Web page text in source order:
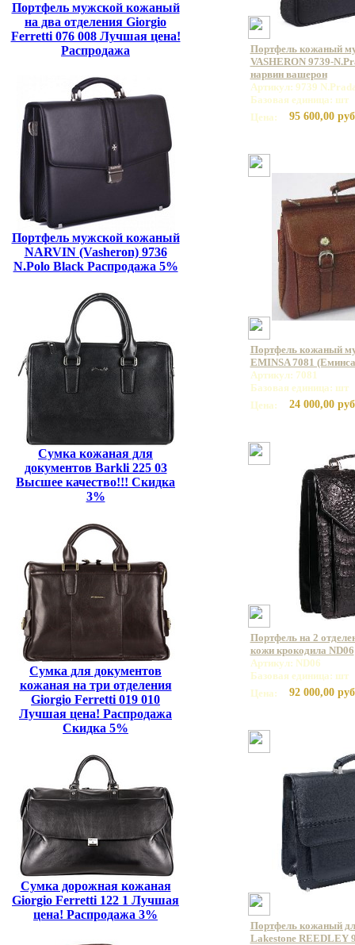
Портфель мужской кожаный
на два отделения Giorgio
Ferretti 076 008 Лучшая цена!
Распродажа
Портфель мужской кожаный
NARVIN (Vasheron) 9736
N.Polo Black Распродажа 5%
Сумка кожаная для
документов Barkli 225 03
Высшее качество!!! Скидка
3%
Сумка для документов
кожаная на три отделения
Giorgio Ferretti 019 010
Лучшая цена! Распродажа
Скидка 5%
Сумка дорожная кожаная
Giorgio Ferretti 122 1 Лучшая
цена! Распродажа 3%
Портфель кожаный
VASHERON 9739-
нарвин вашерон
Артикул: 9739
Базовая единица: шт
Цена:
95 600,00
Портфель кожаный
EMINSA 7081
Артикул: 7081
Базовая единица: шт
Цена:
24 000,00
Портфель на 2
кожи крокодила ND06
Артикул: ND06
Базовая единица: шт
Цена:
92 000,00
Портфель кожаный
Lakestone REEDLEY